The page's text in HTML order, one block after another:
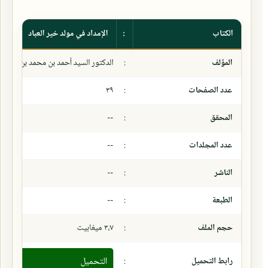
الكتاب :
الإمداد في مولد خير العباد
المؤلف
:
الدكتور السيد أحمد بن محمد بن
عدد الصفحات
:
٣٩
المحقق
:
--
عدد المجلدات
:
--
الناشر
:
--
الطبعة
:
--
حجم الملف
: ٣،٧ ميغابيت
رابط التحميل : التحميل